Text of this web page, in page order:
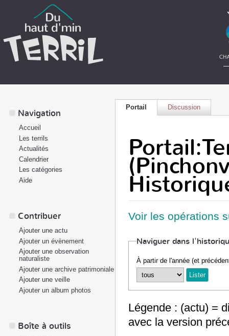
Portail Discussion
Voir les opérations
Naviguer dans
À partir de l'année (et
Légende : (actu) =
avec la version
Navigation
Accueil
Les terrils
Actualités
Calendrier
Les catégories
Aide
Contribuer
Ajouter une actu
Ajouter un évènement
Ajouter une observation
naturaliste
Ajouter une archive patrimoniale
Ajouter une veille
Ajouter un album photos
Boîte à outils